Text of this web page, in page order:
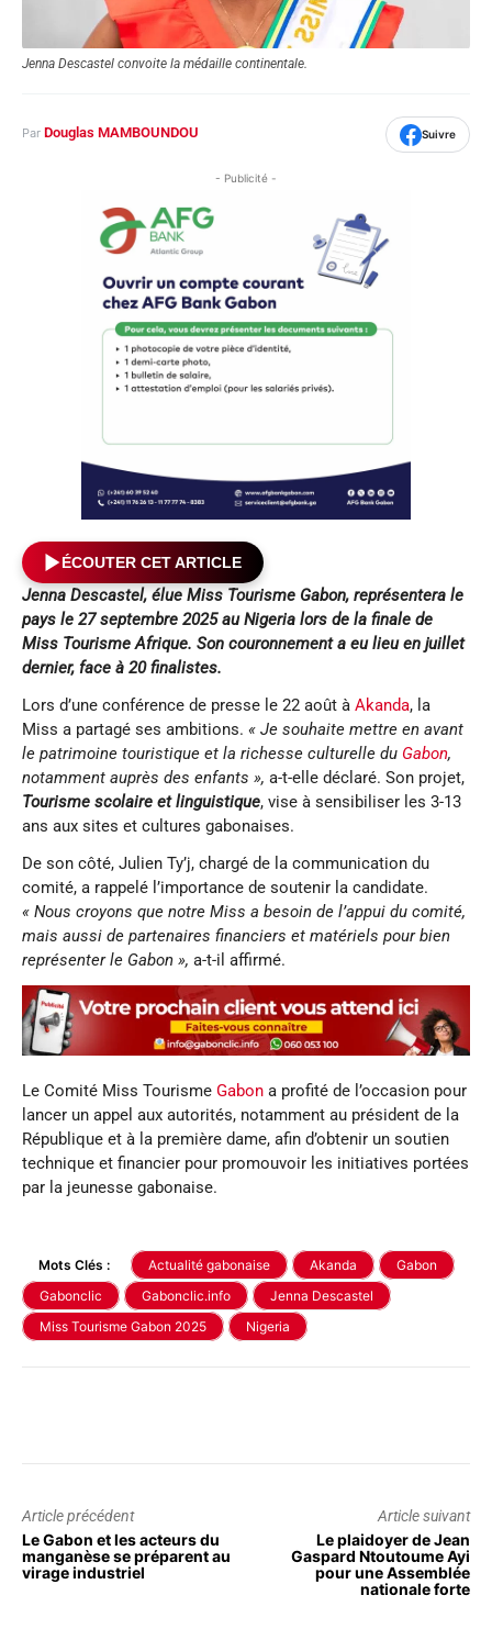
Jenna Descastel convoite la médaille continentale.
Par Douglas MAMBOUNDOU Suivre
- Publicité -
ÉCOUTER CET ARTICLE
Jenna Descastel, élue Miss Tourisme Gabon, représentera le
pays le 27 septembre 2025 au Nigeria lors de la finale de
Miss Tourisme Afrique. Son couronnement a eu lieu en juillet
dernier, face à 20 finalistes.
Lors d’une conférence de presse le 22 août à Akanda, la
Miss a partagé ses ambitions. « Je souhaite mettre en avant
le patrimoine touristique et la richesse culturelle du Gabon,
notamment auprès des enfants », a-t-elle déclaré. Son projet,
Tourisme scolaire et linguistique, vise à sensibiliser les 3-13
ans aux sites et cultures gabonaises.
De son côté, Julien Ty’j, chargé de la communication du
comité, a rappelé l’importance de soutenir la candidate.
« Nous croyons que notre Miss a besoin de l’appui du comité,
mais aussi de partenaires financiers et matériels pour bien
représenter le Gabon », a-t-il affirmé.
Le Comité Miss Tourisme Gabon a profité de l’occasion pour
lancer un appel aux autorités, notamment au président de la
République et à la première dame, afin d’obtenir un soutien
technique et financier pour promouvoir les initiatives portées
par la jeunesse gabonaise.
Mots Clés : Actualité gabonaise Akanda
Gabon
Gabonclic
Gabonclic.info
Jenna Descastel
Miss Tourisme Gabon 2025
Nigeria
Article précédent
Le Gabon et les acteurs du
manganèse se préparent au
virage industriel
Article suivant
Le plaidoyer de Jean
Gaspard Ntoutoume Ayi
pour une Assemblée
nationale forte